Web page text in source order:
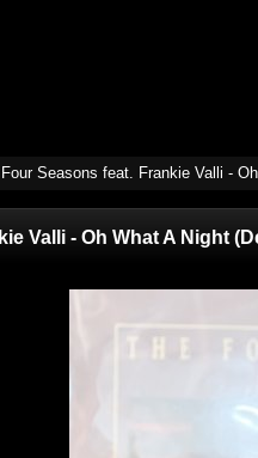
Seasons feat. Frankie Valli -
Valli - Oh What A Night